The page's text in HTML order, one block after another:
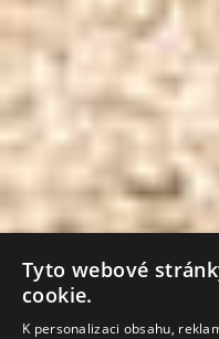
Tyto webové
cookie.
K personalizaci obsahu,